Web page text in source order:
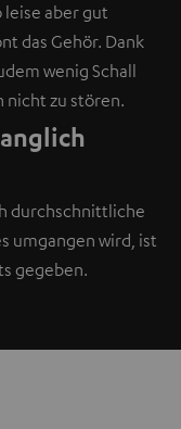
leise aber gut
das Gehör. Dank
wenig Schall
nicht zu stören.
durchschnittliche
umgangen wird, ist
gegeben.